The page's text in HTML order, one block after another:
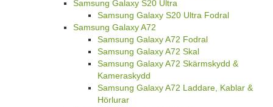
Samsung Galaxy S20 Ultra
Samsung Galaxy S20 Ultra Fodral
Samsung Galaxy A72
Samsung Galaxy A72 Fodral
Samsung Galaxy A72 Skal
Samsung Galaxy A72 Skärmskydd &
Kameraskydd
Samsung Galaxy A72 Laddare, Kablar &
Hörlurar